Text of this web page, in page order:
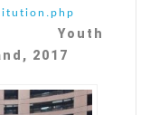
Youth
2017